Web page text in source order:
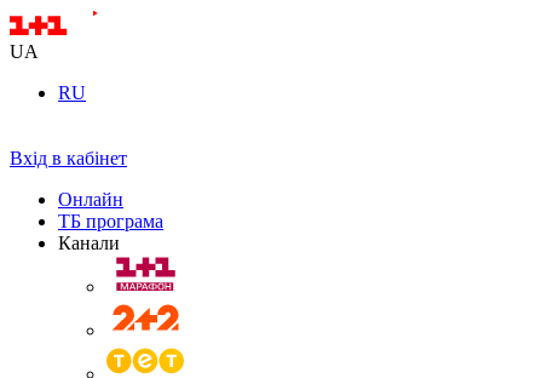
UA
RU
Вхід в кабінет
Онлайн
ТБ програма
Канали